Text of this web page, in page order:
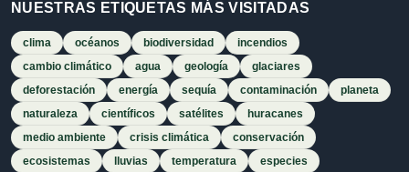
NUESTRAS ETIQUETAS MÁS VISITADAS
clima océanos biodiversidad
incendios
cambio climático
agua geología
glaciares
deforestación
energía sequía contaminación
planeta
naturaleza
científicos satélites
huracanes
medio ambiente
crisis climática
conservación
ecosistemas
lluvias temperatura especies